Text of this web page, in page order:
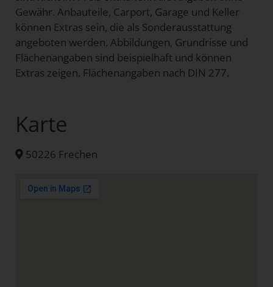
Gewähr. Anbauteile, Carport, Garage und Keller
können Extras sein, die als Sonderausstattung
angeboten werden. Abbildungen, Grundrisse und
Flächenangaben sind beispielhaft und können
Extras zeigen. Flächenangaben nach DIN 277.
Karte
50226 Frechen